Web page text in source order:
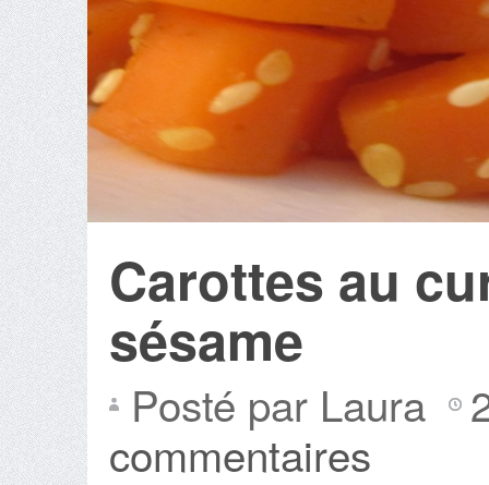
Carottes au
sésame
Posté par Laura
commentaires